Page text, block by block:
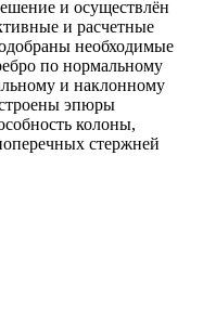
и осуществлён
и расчетные
необходимые
по нормальному
и наклонному
эпюры
колоны,
стержней